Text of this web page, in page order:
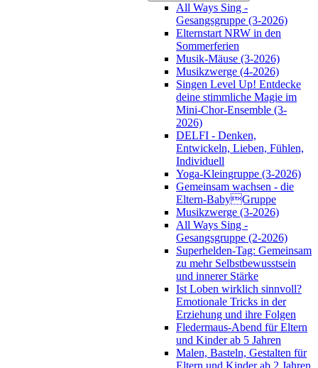
All Ways Sing -
Gesangsgruppe (3-2026)
Elternstart NRW in den
Sommerferien
Musik-Mäuse (3-2026)
Musikzwerge (4-2026)
Singen Level Up! Entdecke
deine stimmliche Magie im
Mini-Chor-Ensemble (3-
2026)
DELFI - Denken,
Entwickeln, Lieben, Fühlen,
Individuell
Yoga-Kleingruppe (3-2026)
Gemeinsam wachsen - die
Eltern-BabyGruppe
Musikzwerge (3-2026)
All Ways Sing -
Gesangsgruppe (2-2026)
Superhelden-Tag: Gemeinsam
zu mehr Selbstbewusstsein
und innerer Stärke
Ist Loben wirklich sinnvoll?
Emotionale Tricks in der
Erziehung und ihre Folgen
Fledermaus-Abend für Eltern
und Kinder ab 5 Jahren
Malen, Basteln, Gestalten für
Eltern und Kinder ab 2 Jahren